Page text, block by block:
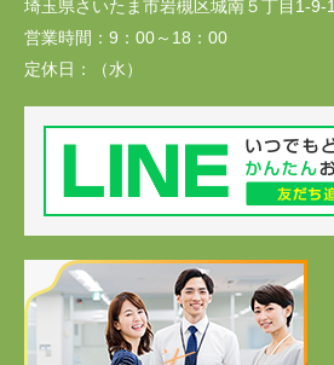
埼玉県さいたま市岩槻区城南５丁目1-9-1
営業時間： 9：00～18：00
定休日：
（水）